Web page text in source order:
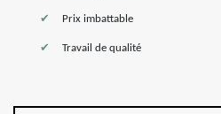
Prix imbattable
Travail de qualité